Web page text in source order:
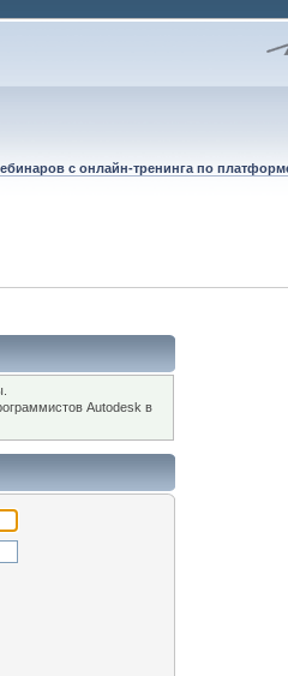
с онлайн-тренинга по
Autodesk в